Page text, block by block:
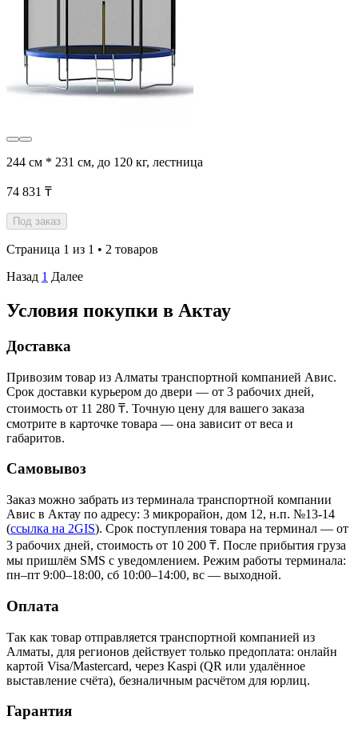
244 см * 231 см, до 120 кг, лестница
74 831 ₸
Под заказ
Страница 1 из 1 • 2 товаров
Назад 1 Далее
Условия покупки в Актау
Доставка
Привозим товар из Алматы транспортной компанией Авис.
Срок доставки курьером до двери — от 3 рабочих дней,
стоимость от 11 280 ₸. Точную цену для вашего заказа
смотрите в карточке товара — она зависит от веса и
габаритов.
Самовывоз
Заказ можно забрать из терминала транспортной компании
Авис в Актау по адресу: 3 микрорайон, дом 12, н.п. №13-14
(ссылка на 2GIS). Срок поступления товара на терминал — от
3 рабочих дней, стоимость от 10 200 ₸. После прибытия груза
мы пришлём SMS с уведомлением. Режим работы терминала:
пн–пт 9:00–18:00, сб 10:00–14:00, вс — выходной.
Оплата
Так как товар отправляется транспортной компанией из
Алматы, для регионов действует только предоплата: онлайн
картой Visa/Mastercard, через Kaspi (QR или удалённое
выставление счёта), безналичным расчётом для юрлиц.
Гарантия